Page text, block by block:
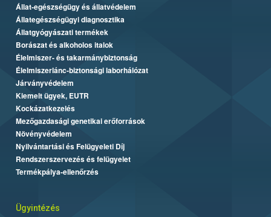
Állat-egészségügy és állatvédelem
Állategészségügyi diagnosztika
Állatgyógyászati termékek
Borászat és alkoholos italok
Élelmiszer- és takarmánybiztonság
Élelmiszerlánc-biztonsági laborhálózat
Járványvédelem
Kiemelt ügyek, EUTR
Kockázatkezelés
Mezőgazdasági genetikai erőforrások
Növényvédelem
Nyilvántartási és Felügyeleti Díj
Rendszerszervezés és felügyelet
Termékpálya-ellenőrzés
Ügyintézés